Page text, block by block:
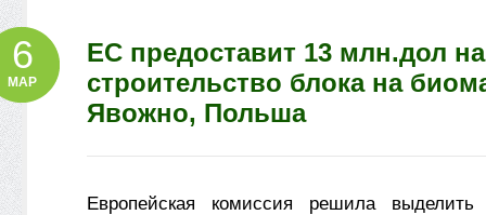
ЕС предоставит 13 млн.дол на
строительство блока на
Явожно, Польша
6
МАР
Европейская комиссия решила